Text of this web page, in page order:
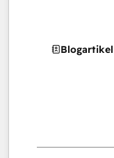
Blogartikel